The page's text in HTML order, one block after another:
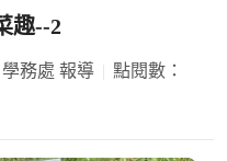
趣--2
務處 報導
點閱數：